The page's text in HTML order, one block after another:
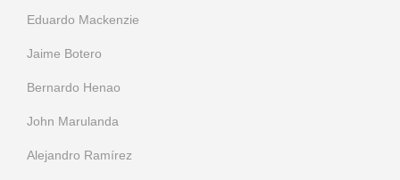
Eduardo Mackenzie
Jaime Botero
Bernardo Henao
John Marulanda
Alejandro Ramírez